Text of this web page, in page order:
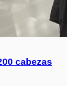
cabezas